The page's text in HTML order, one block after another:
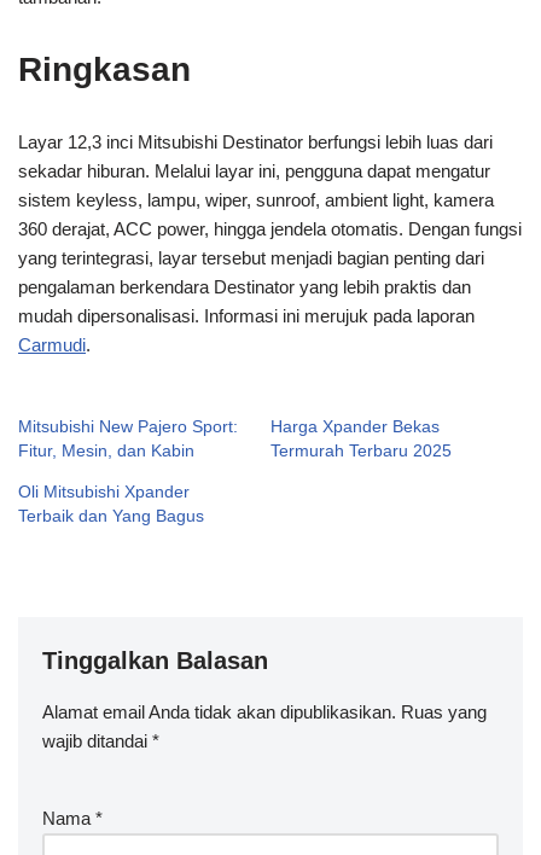
Ringkasan
Layar 12,3 inci Mitsubishi Destinator berfungsi lebih luas dari
sekadar hiburan. Melalui layar ini, pengguna dapat mengatur
sistem keyless, lampu, wiper, sunroof, ambient light, kamera
360 derajat, ACC power, hingga jendela otomatis. Dengan fungsi
yang terintegrasi, layar tersebut menjadi bagian penting dari
pengalaman berkendara Destinator yang lebih praktis dan
mudah dipersonalisasi. Informasi ini merujuk pada laporan
Carmudi.
Mitsubishi New Pajero Sport:
Fitur, Mesin, dan Kabin
Harga Xpander Bekas
Termurah Terbaru 2025
Oli Mitsubishi Xpander
Terbaik dan Yang Bagus
Tinggalkan Balasan
Alamat email Anda tidak akan dipublikasikan. Ruas yang
wajib ditandai *
Nama*
A
lt
n